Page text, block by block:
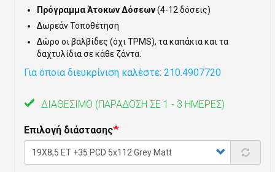
Πρόγραμμα Άτοκων Δόσεων(4-12 δόσεις)
Δωρεάν Τοποθέτηση
Δώρο οι βαλβίδες (όχι TPMS), τα καπάκια και τα
δαχτυλίδια σε κάθε ζάντα.
Για όποια διευκρίνιση καλέστε: 210.4907720
ΔΙΑΘΈΣΙΜΟ (ΠΑΡΆΔΟΣΗ ΣΕ 1 - 3 ΗΜΈΡΕΣ)
Επιλογή διάστασης